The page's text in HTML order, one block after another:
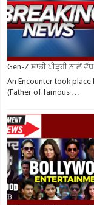
Gen-Z ਸਾਡੀ ਪੀੜ੍ਹੀ ਨਾਲੋਂ
An Encounter took
(Father of famous …